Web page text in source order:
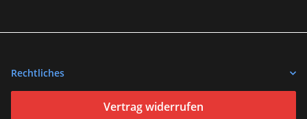
Rechtliches
Vertrag widerrufen